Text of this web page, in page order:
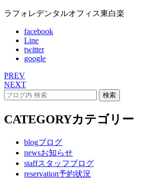
ラフォレデンタルオフィス東白楽
facebook
Line
twitter
google
PREV
NEXT
CATEGORYカテゴリー
blogブログ
newsお知らせ
staffスタッフブログ
reservation予約状況